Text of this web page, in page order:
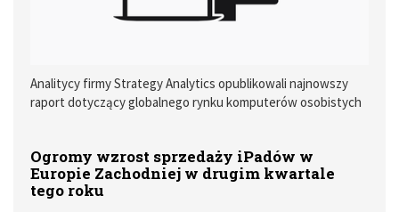
Analitycy firmy Strategy Analytics opublikowali najnowszy
raport dotyczący globalnego rynku komputerów osobistych
Ogromy wzrost sprzedaży iPadów w
Europie Zachodniej w drugim kwartale
tego roku